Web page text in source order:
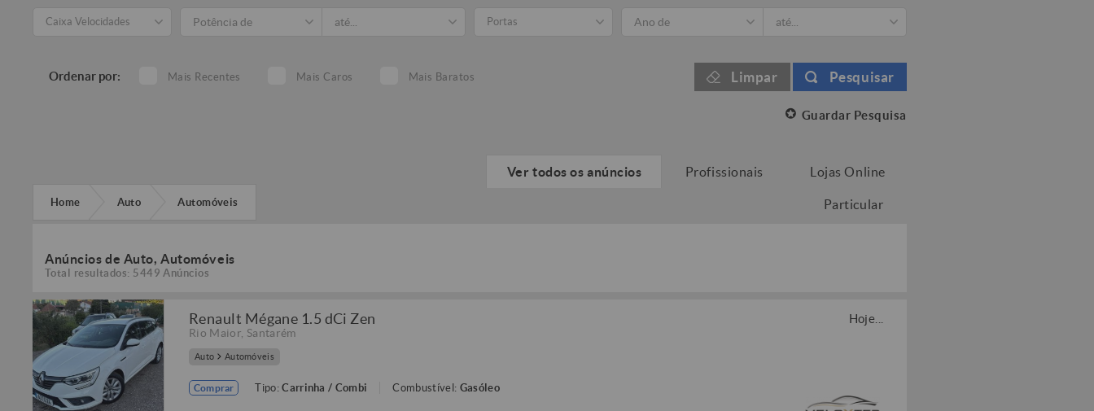
Caixa Velocidades Portas
Ordenar por: Mais Recentes Mais Caros Mais Baratos Limpar Pesquisar
Guardar Pesquisa
Home Auto Automóveis
Ver todos os anúncios Profissionais Lojas Online
Particular
Anúncios de Auto, Automóveis
Total resultados: 5449 Anúncios
Renault Mégane 1.5 dCi Zen Hoje...
Rio Maior Santarém
Auto Automóveis
Comprar Tipo:Carrinha / Combi Combustível: Gasóleo